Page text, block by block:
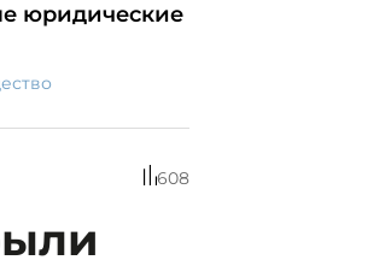
юридические
608